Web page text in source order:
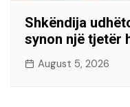
Shkëndija
synon një tjetër
August 5, 2026